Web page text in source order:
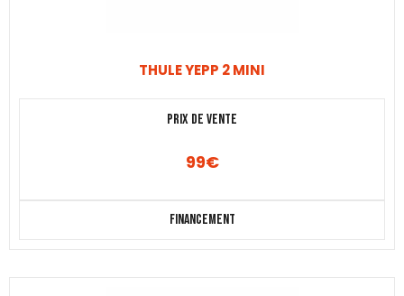
THULE YEPP 2 MINI
Prix de vente
99€
Financement